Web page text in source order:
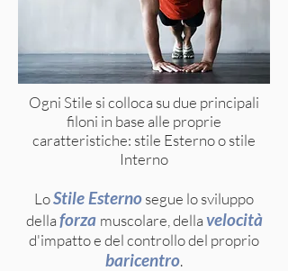
Ogni Stile si colloca su due principali
filoni in base alle proprie
caratteristiche: stile Esterno o stile
Interno
LoStile Esternosegue lo sviluppo
dellaforza muscolare , dellavelocità
d'impattoe del controllo del proprio
baricentro.